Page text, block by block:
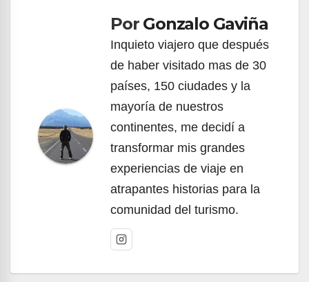
entradasPor Gonzalo Gaviña
Inquieto viajero que después
de haber visitado mas de 30
países, 150 ciudades y la
mayoría de nuestros
continentes, me decidí a
transformar mis grandes
experiencias de viaje en
atrapantes historias para la
comunidad del turismo.